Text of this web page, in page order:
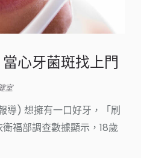
心牙菌斑找上門
室
導) 想擁有一口好牙，「刷
福部調查數據顯示，18歲